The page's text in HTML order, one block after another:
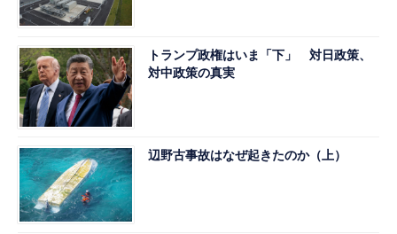
トランプ政権はいま「下」 対日政策、
対中政策の真実
辺野古事故はなぜ起きたのか（上）